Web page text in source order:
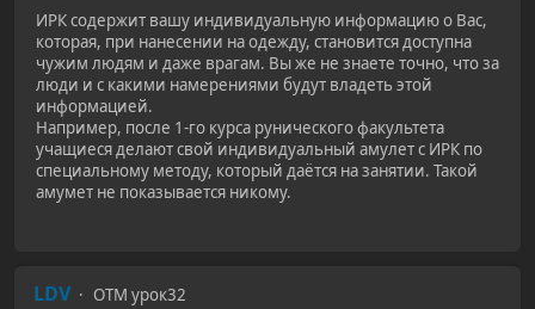
ИРК содержит вашу индивидуальную информацию о Вас,
которая, при нанесении на одежду, становится доступна
чужим людям и даже врагам. Вы же не знаете точно, что за
люди и с какими намерениями будут владеть этой
информацией.
Например, после 1-го курса рунического факультета
учащиеся делают свой индивидуальный амулет с ИРК по
специальному методу, который даётся на занятии. Такой
амумет не показывается никому.
LDV
ОТМ урок32